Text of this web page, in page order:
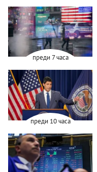
преди 7 часа
преди 10 часа